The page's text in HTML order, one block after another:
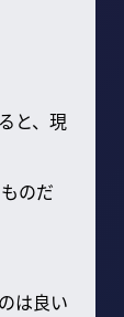
と、現
のだ
は良い